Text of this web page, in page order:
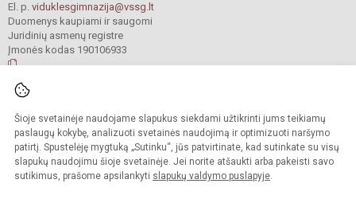
Šioje svetainėje naudojame slapukus siekdami užtikrinti jums teikiamų
paslaugų kokybę, analizuoti svetainės naudojimą ir optimizuoti naršymo
patirtį. Spustelėję mygtuką „Sutinku“, jūs patvirtinate, kad sutinkate su visų
slapukų naudojimu šioje svetainėje. Jei norite atšaukti arba pakeisti savo
sutikimus, prašome apsilankyti slapukų valdymo puslapyje.
El. p. viduklesgimnazija@vssg.lt
Duomenys kaupiami ir saugomi
Juridinių asmenų registre
Įmonės kodas 190106933
saugomos.
Kopijuoti turinį be raštiško gimnazijos sutikimo griežtai draudžiama.
Prieinamumo paraiška Slapukų valdymas
Sumanus būdas atnaujinti